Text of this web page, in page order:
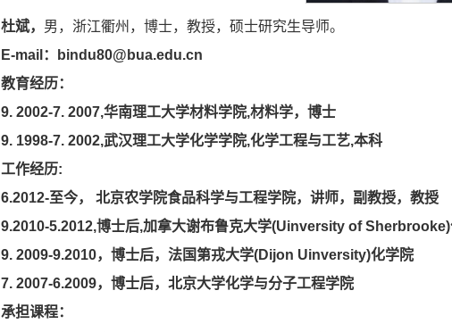
杜斌， 男，浙江衢州，博士，教授，硕士研究生导师。
E-mail：
bindu80@bua.edu.cn
教育经历：
9. 2002-7. 2007,华南理工大学材料学院,材料学， 博士
9. 1998-7. 2002,武汉理工大学化学学院,化学工程与工艺,本科
工作经历:
6.2012-至今， 北京农学院食品科学与工程学院，讲师，副教授，教授
9.2010-5.2012,博士后,加拿大谢布鲁克大学(Uinversity of
9. 2009-9.2010，博士后，法国第戎大学(Dijon Uinversity)化学院
7. 2007-6.2009，博士后， 北京大学化学与分子工程学院
承担课程：